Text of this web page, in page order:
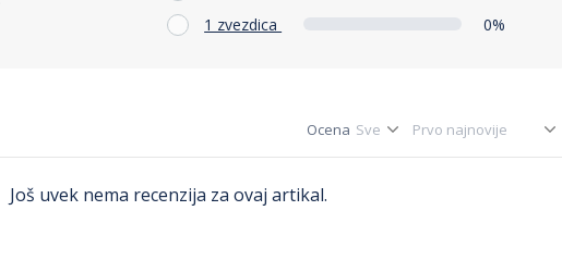
1 zvezdica
0%
Ocena
Još uvek nema recenzija za ovaj artikal.